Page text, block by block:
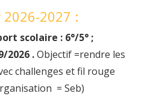
2027 :
scolaire : 6°/5° ;
2026 .Objectif =rendre les
challenges et fil rouge
= Seb)